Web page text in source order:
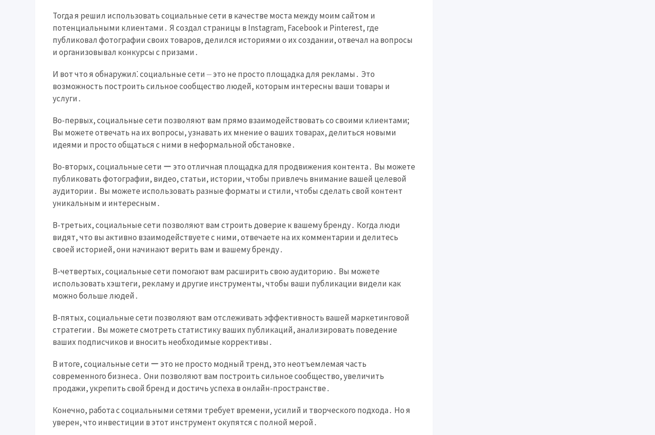
Тогда я решил использовать социальные сети в качестве моста между моим сайтом и
потенциальными клиентами․ Я создал страницы в Instagram, Facebook и Pinterest, где
публиковал фотографии своих товаров, делился историями о их создании, отвечал на вопросы
и организовывал конкурсы с призами․
И вот что я обнаружил⁚ социальные сети ⏤ это не просто площадка для рекламы․ Это
возможность построить сильное сообщество людей, которым интересны ваши товары и
услуги․
Во-первых, социальные сети позволяют вам прямо взаимодействовать со своими клиентами;
Вы можете отвечать на их вопросы, узнавать их мнение о ваших товарах, делиться новыми
идеями и просто общаться с ними в неформальной обстановке․
Во-вторых, социальные сети ー это отличная площадка для продвижения контента․ Вы можете
публиковать фотографии, видео, статьи, истории, чтобы привлечь внимание вашей целевой
аудитории․ Вы можете использовать разные форматы и стили, чтобы сделать свой контент
уникальным и интересным․
В-третьих, социальные сети позволяют вам строить доверие к вашему бренду․ Когда люди
видят, что вы активно взаимодействуете с ними, отвечаете на их комментарии и делитесь
своей историей, они начинают верить вам и вашему бренду․
В-четвертых, социальные сети помогают вам расширить свою аудиторию․ Вы можете
использовать хэштеги, рекламу и другие инструменты, чтобы ваши публикации видели как
можно больше людей․
В-пятых, социальные сети позволяют вам отслеживать эффективность вашей маркетинговой
стратегии․ Вы можете смотреть статистику ваших публикаций, анализировать поведение
ваших подписчиков и вносить необходимые коррективы․
В итоге, социальные сети ー это не просто модный тренд, это неотъемлемая часть
современного бизнеса․ Они позволяют вам построить сильное сообщество, увеличить
продажи, укрепить свой бренд и достичь успеха в онлайн-пространстве․
Конечно, работа с социальными сетями требует времени, усилий и творческого подхода․ Но я
уверен, что инвестиции в этот инструмент окупятся с полной мерой․